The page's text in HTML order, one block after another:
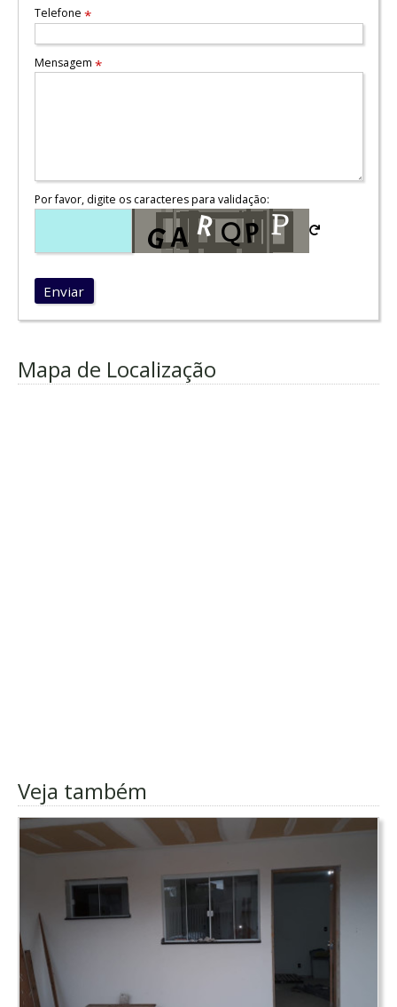
Telefone *
Mensagem *
Por favor, digite os caracteres para validação:
Enviar
Mapa de Localização
Veja também